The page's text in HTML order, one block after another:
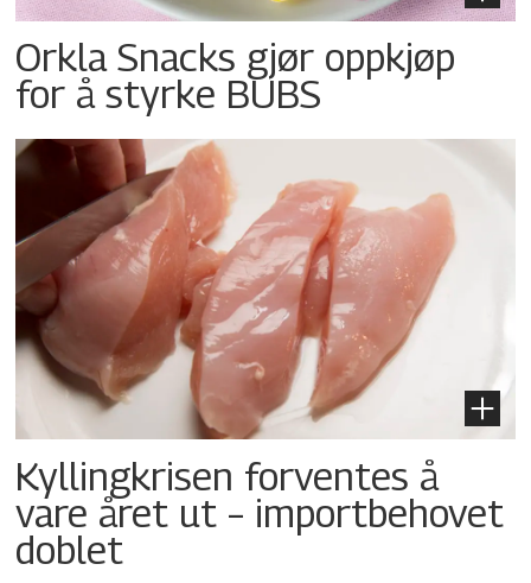
Orkla Snacks gjør oppkjøp
for å styrke BUBS
Kyllingkrisen forventes å
vare året ut – importbehovet
doblet